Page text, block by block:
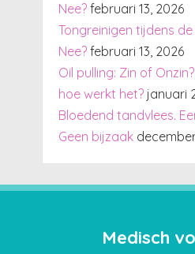
Nee? februari 13, 2026
Tongreinigen tijdens
Nee? februari 13, 2026
Oil pulling: Zin of
hoe werkt het? januari
Bloedend tandvlees.
Geen bijzaak
Medisch